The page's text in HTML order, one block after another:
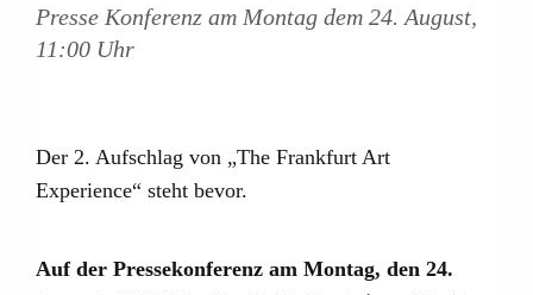
Presse Konferenz am Montag dem 24. August,
11:00 Uhr
Der 2. Aufschlag von „The Frankfurt Art
Experience“ steht bevor.
Auf der Pressekonferenz am Montag, den 24.